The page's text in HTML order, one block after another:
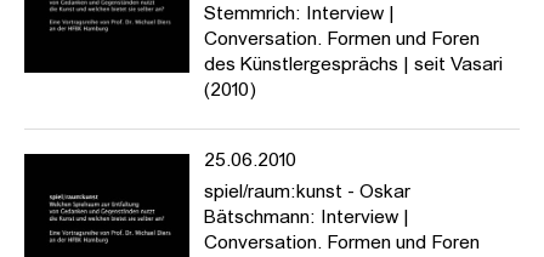
Stemmrich: Interview |
Conversation. Formen und Foren
des Künstlergesprächs | seit Vasari
(2010)
25.06.2010
spiel/raum:kunst - Oskar
Bätschmann: Interview |
Conversation. Formen und Foren